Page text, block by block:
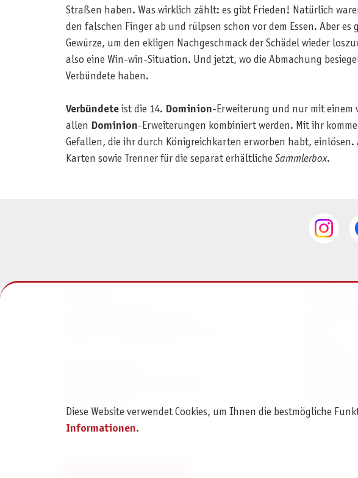
Straßen haben. Was wirklich zählt: es gibt Frieden! Natürlich
den falschen Finger ab und rülpsen schon vor dem Essen. Aber
Gewürze, um den ekligen Nachgeschmack der Schädel wieder
also eine Win-win-Situation. Und jetzt, wo die Abmachung
Verbündete haben.
Verbündeteist die 14. Dominion-Erweiterung und nur mit einem
allen Dominion-Erweiterungen kombiniert werden. Mit ihr
Gefallen, die ihr durch Königreichkarten erworben habt,
Karten sowie Trenner für die separat erhältliche Sammlerbox.
Kontaktformular
Diese Website verwendet Cookies, um Ihnen die bestmögliche
Informationen.